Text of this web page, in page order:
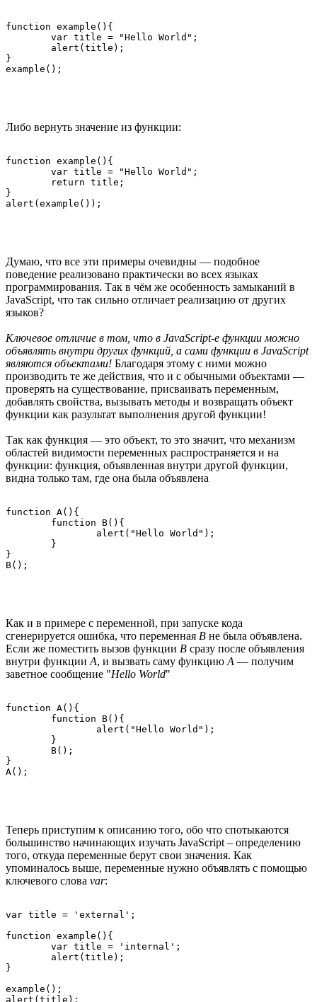
function example(){
}
Либо вернуть значение из функции:
function example(){
}
Думаю, что все эти примеры очевидны — подобное
поведение реализовано практически во всех языках
программирования. Так в чём же особенность замыканий в
JavaScript, что так сильно отличает реализацию от других
языков?
Ключевое отличие в том, что в JavaScript-е функции можно
объявлять внутри других функций, а сами функции в JavaScript
являются объектами! Благодаря этому с ними можно
производить те же действия, что и с обычными объектами —
проверять на существование, присваивать переменным,
добавлять свойства, вызывать методы и возвращать объект
функции как разультат выполнения другой функции!
Так как функция — это объект, то это значит, что механизм
областей видимости переменных распространяется и на
функции: функция, объявленная внутри другой функции,
видна только там, где она была объявлена
function A(){
}
Как и в примере с переменной, при запуске кода
сгенерируется ошибка, что переменная B не была объявлена.
Если же поместить вызов функции B сразу после объявления
внутри функции A, и вызвать саму функцию A — получим
заветное сообщение "Hello World"
function A(){
}
Теперь приступим к описанию того, обо что спотыкаются
большинство начинающих изучать JavaScript – определению
того, откуда переменные берут свои значения. Как
упоминалось выше, переменные нужно объявлять с помощью
ключевого слова var:
var title = 'external';
function example(){
}
example();